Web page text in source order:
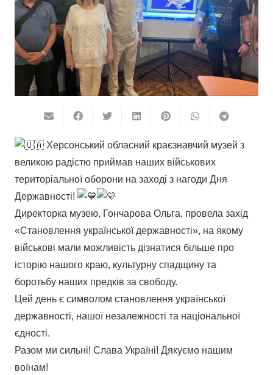
Херсонський обласний краєзнавчий музей з
великою радістю приймав наших військових
територіальної оборони на заході з нагоди Дня
Державності!
Директорка музею, Гончарова Ольга, провела захід
«Становлення української державності», на якому
військові мали можливість дізнатися більше про
історію нашого краю, культурну спадщину та
боротьбу наших предків за свободу.
Цей день є символом становлення української
державності, нашої незалежності та національної
єдності.
Разом ми сильні! Слава Україні! Дякуємо нашим
воїнам!